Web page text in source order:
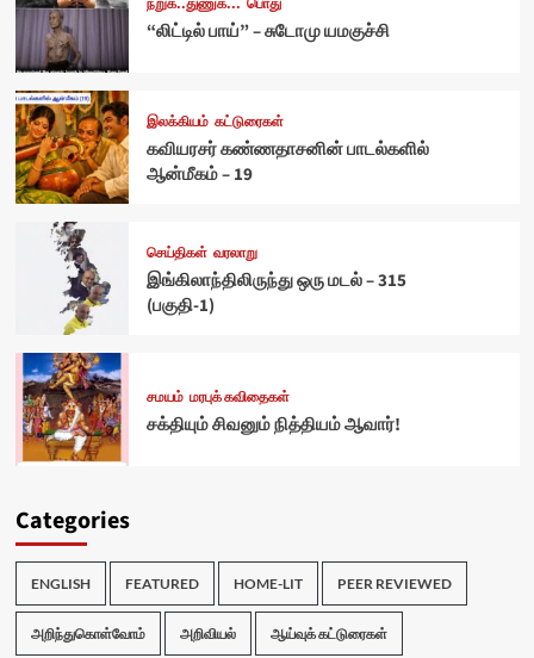
“லிட்டில் பாய்” – சுடோமு யமகுச்சி
இலக்கியம் கட்டுரைகள்
கவியரசர் கண்ணதாசனின் பாடல்களில்
ஆன்மீகம் – 19
செய்திகள் வரலாறு
இங்கிலாந்திலிருந்து ஒரு மடல் – 315
(பகுதி-1)
சமயம் மரபுக் கவிதைகள்
சக்தியும் சிவனும் நித்தியம் ஆவார்!
Categories
ENGLISH FEATURED HOME-LIT PEER REVIEWED
அறிந்துகொள்வோம் அறிவியல் ஆய்வுக் கட்டுரைகள்